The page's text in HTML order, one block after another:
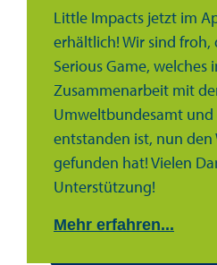
Little Impacts jetzt im
erhältlich! Wir sind froh,
Serious Game, welches
Zusammenarbeit mit
Umweltbundesamt und
entstanden ist, nun den
gefunden hat! Vielen
Unterstützung!
Mehr erfahren...